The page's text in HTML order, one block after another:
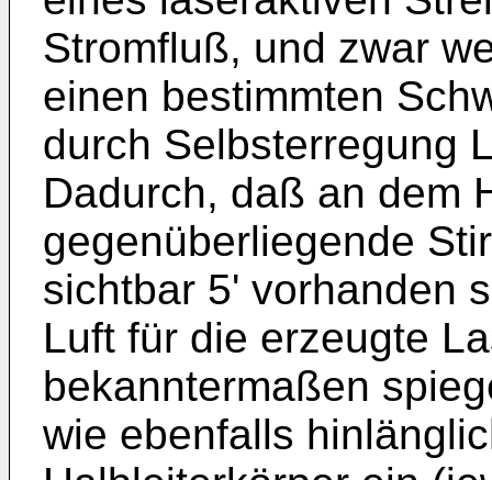
Stromfluß, und zwar
einen bestimmten
durch Selbsterregung
Dadurch, daß an dem
gegenüberliegende
sichtbar 5' vorhanden
Luft für die erzeugte
bekanntermaßen
wie ebenfalls